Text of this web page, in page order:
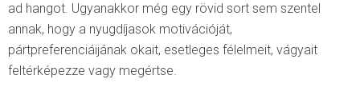
ad hangot. Ugyanakkor még egy rövid sort sem szentel
annak, hogy a nyugdíjasok motivációját,
pártpreferenciáijának okait, esetleges félelmeit, vágyait
feltérképezze vagy megértse.